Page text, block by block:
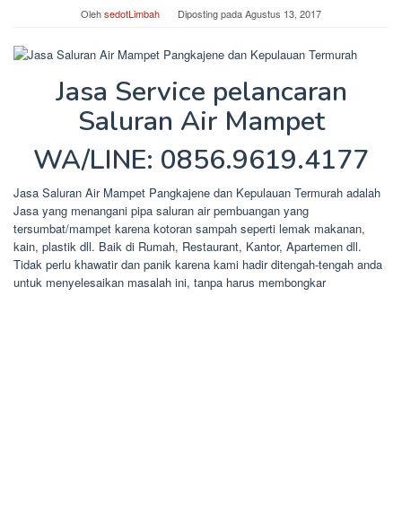
OlehsedotLimbah Diposting padaAgustus 13, 2017
Jasa Service pelancaran
Saluran Air Mampet
WA/LINE: 0856.9619.4177
Jasa Saluran Air Mampet Pangkajene dan Kepulauan Termurah adalah
Jasa yang menangani pipa saluran air pembuangan yang
tersumbat/mampet karena kotoran sampah seperti lemak makanan,
kain, plastik dll. Baik di Rumah, Restaurant, Kantor, Apartemen dll.
Tidak perlu khawatir dan panik karena kami hadir ditengah-tengah anda
untuk menyelesaikan masalah ini, tanpa harus membongkar